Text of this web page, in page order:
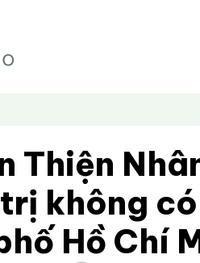
Thiện
không
Hồ Chí